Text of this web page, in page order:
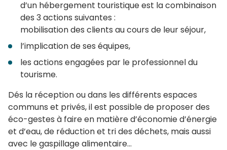
d’un hébergement touristique est la combinaison
des 3 actions suivantes :
mobilisation des clients au cours de leur séjour,
l’implication de ses équipes,
les actions engagées par le professionnel du
tourisme.
Dés la réception ou dans les différents espaces
communs et privés, il est possible de proposer des
éco-gestes à faire en matière d’économie d’énergie
et d’eau, de réduction et tri des déchets, mais aussi
avec le gaspillage alimentaire…